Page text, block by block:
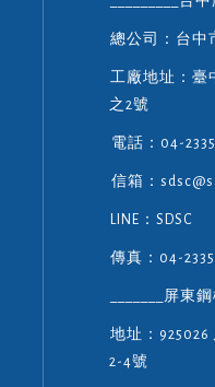
總公司：台中
工廠地址：臺
之2號
電話：04-
信箱：
LINE：SDSC
傳真：04-
_______屏東
地址：
2-4號